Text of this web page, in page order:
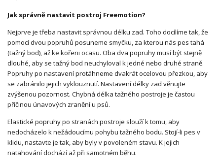
Jak správně nastavit postroj Freemotion?
Nejprve je třeba nastavit správnou délku zad. Toho docílíme tak, že
pomocí dvou popruhů posuneme smyčku, za kterou nás pes tahá
(tažný bod), až ke kořeni ocasu. Oba dva popruhy musí být stejně
dlouhé, aby se tažný bod neuchyloval k jedné nebo druhé straně.
Popruhy po nastavení protáhneme dvakrát ocelovou přezkou, aby
se zabránilo jejich vyklouznutí. Nastavení délky zad věnujte
zvýšenou pozornost. Chybná délka tažného postroje je častou
příčinou únavových zranění u psů.
Elastické popruhy po stranách postroje slouží k tomu, aby
nedocházelo k nežádoucímu pohybu tažného bodu. Stojí-li pes v
klidu, nastavte je tak, aby byly v povoleném stavu. K jejich
natahování dochází až při samotném běhu.